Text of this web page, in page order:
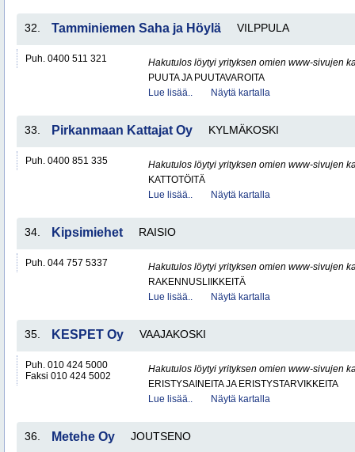
32. Tamminiemen Saha ja Höylä VILPPULA
Puh. 0400 511 321
Hakutulos löytyi yrityksen omien www-sivujen
PUUTA JA PUUTAVAROITA
Lue lisää..
Näytä kartalla
33. Pirkanmaan Kattajat Oy KYLMÄKOSKI
Puh. 0400 851 335
Hakutulos löytyi yrityksen omien www-sivujen
KATTOTÖITÄ
Lue lisää..
Näytä kartalla
34. Kipsimiehet RAISIO
Puh. 044 757 5337
Hakutulos löytyi yrityksen omien www-sivujen
RAKENNUSLIIKKEITÄ
Lue lisää..
Näytä kartalla
35. KESPET Oy VAAJAKOSKI
Puh. 010 424 5000
Faksi 010 424 5002
Hakutulos löytyi yrityksen omien www-sivujen
ERISTYSAINEITA JA ERISTYSTARVIKKEITA
Lue lisää..
Näytä kartalla
36. Metehe Oy JOUTSENO